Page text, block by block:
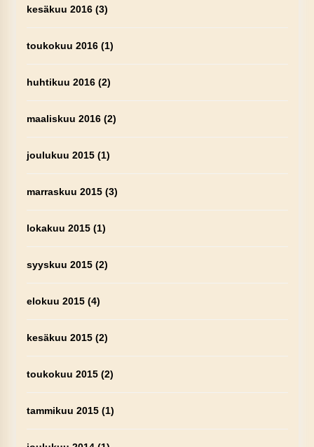
kesäkuu 2016(3)
toukokuu 2016(1)
huhtikuu 2016(2)
maaliskuu 2016(2)
joulukuu 2015(1)
marraskuu 2015(3)
lokakuu 2015(1)
syyskuu 2015(2)
elokuu 2015(4)
kesäkuu 2015(2)
toukokuu 2015(2)
tammikuu 2015(1)